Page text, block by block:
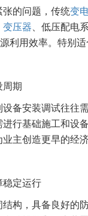
的问题，传统变
变压器 、低压配电
利用效率。特别
周期
备安装调试往往
行基础施工和设
主创造更早的经
稳定运行
构，具备良好的